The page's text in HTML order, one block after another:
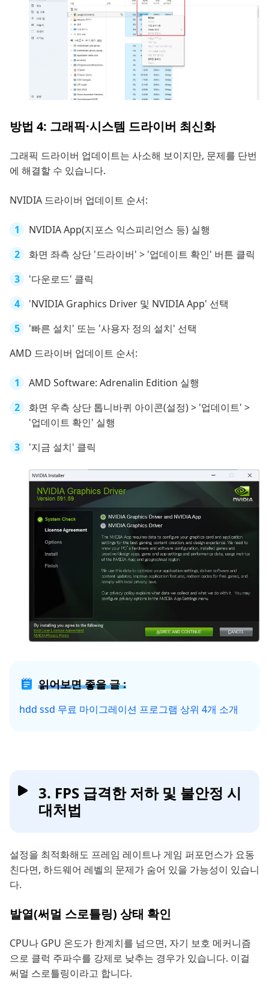
방법 4: 그래픽·시스템 드라이버 최신화
그래픽 드라이버 업데이트는 사소해 보이지만, 문제를 단번
에 해결할 수 있습니다.
NVIDIA 드라이버 업데이트 순서:
NVIDIA App(지포스 익스피리언스 등) 실행
화면 좌측 상단 '드라이버' > '업데이트 확인' 버튼 클릭
'다운로드' 클릭
'NVIDIA Graphics Driver 및 NVIDIA App' 선택
'빠른 설치' 또는 '사용자 정의 설치' 선택
AMD 드라이버 업데이트 순서:
AMD Software: Adrenalin Edition 실행
화면 우측 상단 톱니바퀴 아이콘(설정) > '업데이트' >
'업데이트 확인' 실행
'지금 설치' 클릭
읽어보면 좋을 글 :
hdd ssd 무료 마이그레이션 프로그램 상위 4개 소개
3. FPS 급격한 저하 및 불안정 시
대처법
설정을 최적화해도 프레임 레이트나 게임 퍼포먼스가 요동
친다면, 하드웨어 레벨의 문제가 숨어 있을 가능성이 있습니
다.
발열(써멀 스로틀링) 상태 확인
CPU나 GPU 온도가 한계치를 넘으면, 자기 보호 메커니즘
으로 클럭 주파수를 강제로 낮추는 경우가 있습니다. 이걸
써멀 스로틀링이라고 합니다.